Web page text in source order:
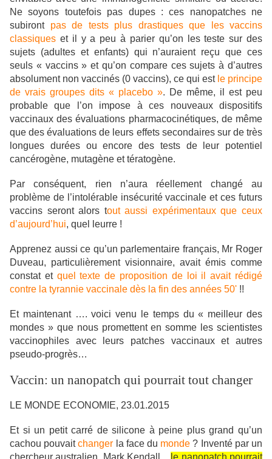
Ne soyons toutefois pas dupes : ces nanopatches ne
subiront pas de tests plus drastiques que les vaccins
classiques et il y a peu à parier qu’on les teste sur des
sujets (adultes et enfants) qui n’auraient reçu que ces
seuls « vaccins » et qu’on compare ces sujets à d’autres
absolument non vaccinés (0 vaccins), ce qui est le principe
de vrais groupes dits « placebo ». De même, il est peu
probable que l’on impose à ces nouveaux dispositifs
vaccinaux des évaluations pharmacocinétiques, de même
que des évaluations de leurs effets secondaires sur de très
longues durées ou encore des tests de leur potentiel
cancérogène, mutagène et tératogène.
Par conséquent, rien n’aura réellement changé au
problème de l’intolérable insécurité vaccinale et ces futurs
vaccins seront alors tout aussi expérimentaux que ceux
d’aujourd’hui, quel leurre !
Apprenez aussi ce qu’un parlementaire français, Mr Roger
Duveau, particulièrement visionnaire, avait émis comme
constat et quel texte de proposition de loi il avait rédigé
contre la tyrannie vaccinale dès la fin des années 50' !!
Et maintenant …. voici venu le temps du « meilleur des
mondes » que nous promettent en somme les scientistes
vaccinophiles avec leurs patches vaccinaux et autres
pseudo-progrès…
Vaccin: un nanopatch qui pourrait tout changer
LE MONDE ECONOMIE, 23.01.2015
Et si un petit carré de silicone à peine plus grand qu’un
cachou pouvaitchanger la face du monde ? Inventé par un